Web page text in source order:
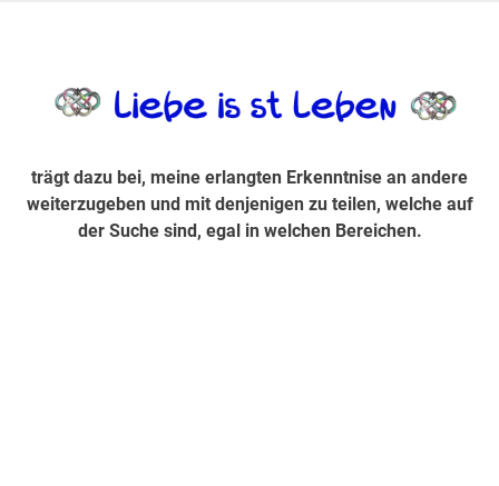
Suche sind, egal in welchen Bereichen.
trägt dazu bei, meine erlangten Erkenntnise an andere
weiterzugeben und mit denjenigen zu teilen, welche auf
der Suche sind, egal in welchen Bereichen.